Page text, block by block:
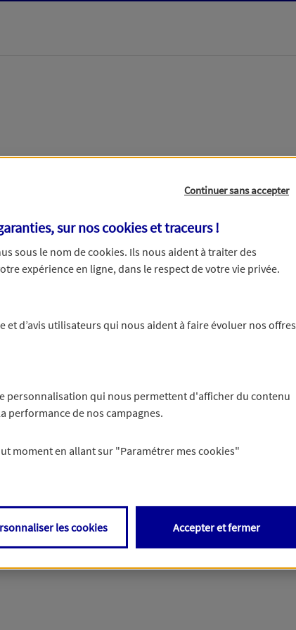
d’informations,
Continuer sans accepter
sur noscookies et traceurs!
sous le nom decookies. Ils nous aident à traiter des
expérience en ligne, dans le respect de votre vie privée.
et d’avis utilisateurs qui nous aident à faire évoluer nos offres
personnalisation qui nous permettent d'afficher du contenu
performance de nos campagnes.
moment en allant sur "Paramétrer mes cookies"
les cookies Accepter et fermer